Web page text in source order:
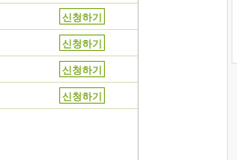
신청하기
신청하기
신청하기
신청하기